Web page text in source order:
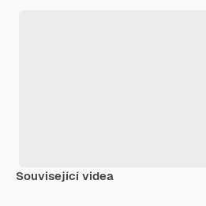
Související videa